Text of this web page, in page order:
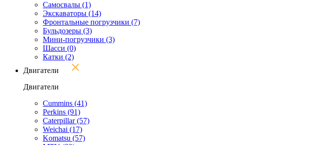
Самосвалы (1)
Экскаваторы (14)
Фронтальные погрузчики (7)
Бульдозеры (3)
Мини-погрузчики (3)
Шасси (0)
Катки (2)
Двигатели
Двигатели
Cummins (41)
Perkins (91)
Caterpillar(57)
Weichai (17)
Komatsu (57)